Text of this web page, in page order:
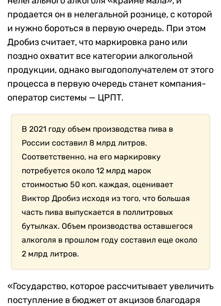
продается он в нелегальной рознице, с которой
и нужно бороться в первую очередь. При этом
Дробиз считает, что маркировка рано или
поздно охватит все категории алкогольной
продукции, однако выгодополучателем от этого
процесса в первую очередь станет компания-
оператор системы — ЦРПТ.
В 2021 году объем производства пива в
России составил 8 млрд литров.
Соответственно, на его маркировку
потребуется около 12 млрд марок
стоимостью 50 коп. каждая, оценивает
Виктор Дробиз исходя из того, что большая
часть пива выпускается в поллитровых
бутылках. Объем производства оставшегося
алкоголя в прошлом году составил еще около
2 млрд литров.
«Государство, которое рассчитывает увеличить
поступление в бюджет от акцизов благодаря